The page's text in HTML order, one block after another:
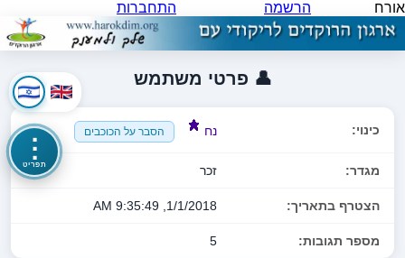
אורח הרשמה התחברות
⋮
תפריט
👤 פרטי משתמש
כינוי: נח הסבר על הכוכבים
מגדר: זכר
הצטרף בתאריך: 1/1/2018, 9:35:49 AM
מספר תגובות: 5